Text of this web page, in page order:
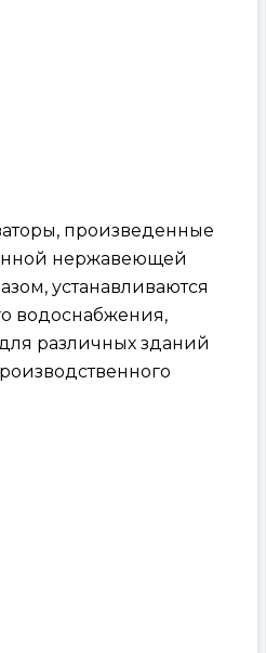
произведенные
нержавеющей
устанавливаются
водоснабжения,
различных зданий